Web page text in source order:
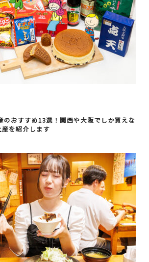
のおすすめ13選！関西や大阪でしか買えな
を紹介します